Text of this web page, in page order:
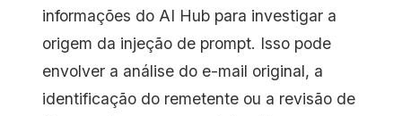
informações do AI Hub para investigar a
origem da injeção de prompt. Isso pode
envolver a análise do e-mail original, a
identificação do remetente ou a revisão de